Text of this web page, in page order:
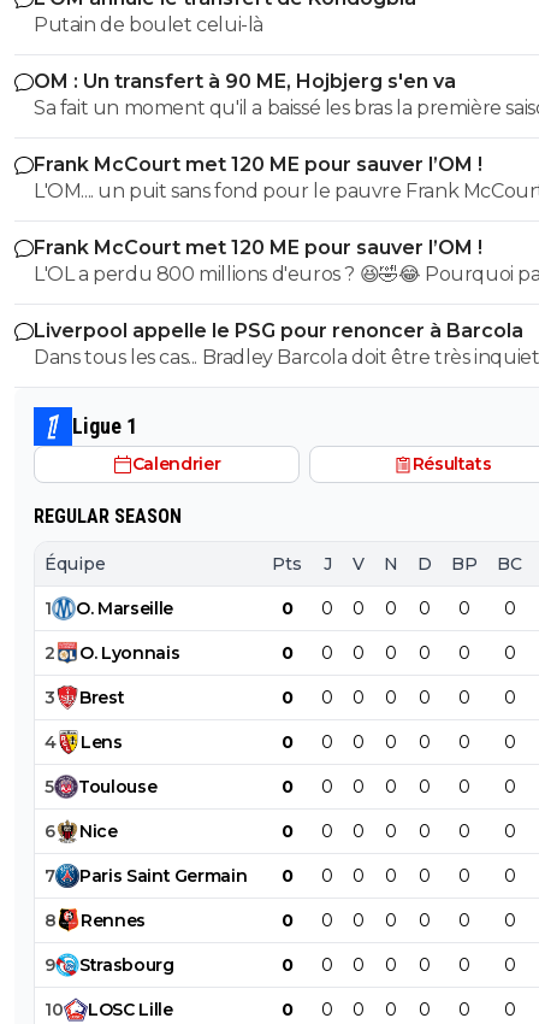
Putain de boulet celui-là
OM : Un transfert à 90 ME, Hojbjerg s'en va
Sa fait un moment qu'il a baissé les bras la première
etait top mais depuis quelques match etait en dessus.
et bon vent a lui pour le reste de sa carrière ...
Frank McCourt met 120 ME pour sauver l’OM !
L'OM.... un puit sans fond pour le pauvre Frank
Frank McCourt met 120 ME pour sauver l’OM !
L'OL a perdu 800 millions d'euros ? 😆🤣😂 Pourquoi pas un
milliard tant que tu y es ! ^^
Liverpool appelle le PSG pour renoncer à Barcola
Dans tous les cas... Bradley Barcola doit être très inquiet.
qui est vraiment compréhensible lorsque l'on sait
le PSG a traiter Kylian Mbappé lorsqu'il avait voulu
PSG.
Ligue 1
Calendrier Résultats
REGULAR SEASON
Équipe Pts J V N D BP BC
1 O. Marseille 0 0 0 0 0 0 0
2 O. Lyonnais 0 0 0 0 0 0 0
3 Brest 0 0 0 0 0 0 0
4 Lens 0 0 0 0 0 0 0
5 Toulouse 0 0 0 0 0 0 0
6 Nice 0 0 0 0 0 0 0
7 Paris Saint Germain 0 0 0 0 0 0 0
8 Rennes 0 0 0 0 0 0 0
9 Strasbourg 0 0 0 0 0 0 0
10 LOSC Lille 0 0 0 0 0 0 0